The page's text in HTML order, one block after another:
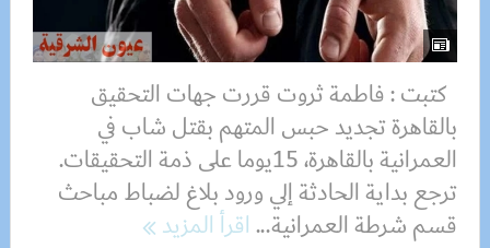
كتبت : فاطمة ثروت قررت جهات التحقيق
بالقاهرة تجديد حبس المتهم بقتل شاب في
العمرانية بالقاهرة، 15يوما على ذمة التحقيقات.
ترجع بداية الحادثة إلي ورود بلاغ لضباط مباحث
قسم شرطة العمرانية...اقرأ المزيد